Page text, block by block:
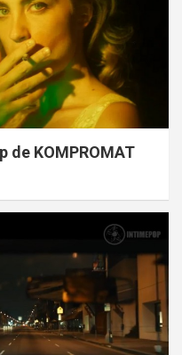
de KOMPROMAT